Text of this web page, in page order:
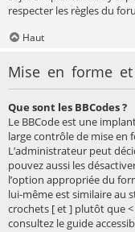
respecter les règles du
Haut
Mise en forme
Que sont les BBCodes ?
Le BBCode est une
large contrôle de mise en
L’administrateur peut
pouvez aussi les
l’option appropriée du
lui-même est similaire au
crochets [ et ] plutôt que <
consultez le guide